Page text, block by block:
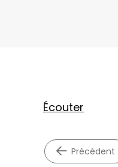
Écouter
précédent